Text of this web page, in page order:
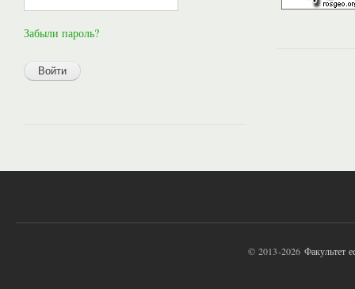
Забыли пароль?
© 2013-2026 Факультет